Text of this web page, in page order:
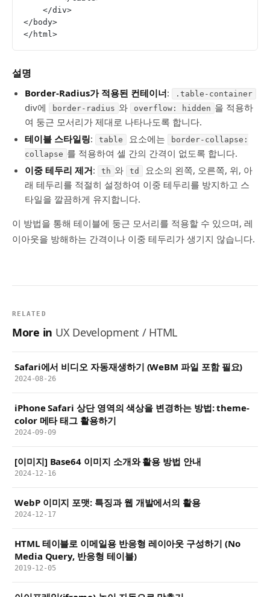
    </div>
</body>
</html>
설명
Border-Radius가 적용된 컨테이너: .table-container
div에 border-radius 와 overflow: hidden 을 적용하
여 둥근 모서리가 제대로 나타나도록 합니다.
테이블 스타일링: table 요소에는
border-collapse:
collapse 를 적용하여 셀 간의 간격이 없도록 합니다.
이중 테두리 제거: th 와 td
요소의 왼쪽, 오른쪽, 위, 아
래 테두리를 적절히 설정하여 이중 테두리를 방지하고 스
타일을 깔끔하게 유지합니다.
이 방법을 통해 테이블에 둥근 모서리를 적용할 수 있으며, 레
이아웃을 방해하는 간격이나 이중 테두리가 생기지 않습니다.
RELATED
More in UX Development / HTML
Safari에서 비디오 자동재생하기 (WeBM 파일 포함 필요)
2024-08-26
iPhone Safari 상단 영역의 색상을 변경하는 방법: theme-
color 메타 태그 활용하기
2024-09-09
[이미지] Base64 이미지 소개와 활용 방법 안내
2024-12-16
WebP 이미지 포맷: 특징과 웹 개발에서의 활용
2024-12-17
HTML 테이블로 이메일용 반응형 레이아웃 구성하기 (No
Media Query, 반응형 테이블)
2019-12-05